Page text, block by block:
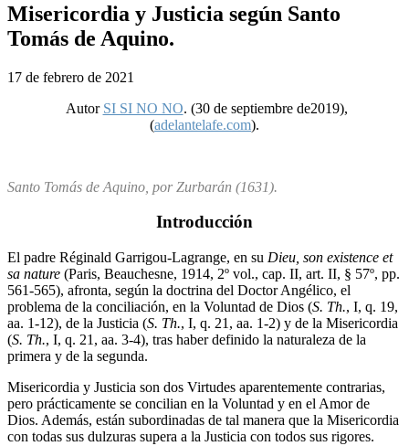
Misericordia y Justicia según Santo
Tomás de Aquino.
17 de febrero de 2021
Autor SI SI NO NO. (30 de septiembre de2019),
(adelantelafe.com).
Santo Tomás de Aquino, por Zurbarán (1631).
Introducción
El padre Réginald Garrigou-Lagrange, en su Dieu, son existence et
sa nature (Paris, Beauchesne, 1914, 2º vol., cap. II, art. II, § 57º, pp.
561-565), afronta, según la doctrina del Doctor Angélico, el
problema de la conciliación, en la Voluntad de Dios (S. Th., I, q. 19,
aa. 1-12), de la Justicia (S. Th., I, q. 21, aa. 1-2) y de la Misericordia
(S. Th., I, q. 21, aa. 3-4), tras haber definido la naturaleza de la
primera y de la segunda.
Misericordia y Justicia son dos Virtudes aparentemente contrarias,
pero prácticamente se concilian en la Voluntad y en el Amor de
Dios. Además, están subordinadas de tal manera que la Misericordia
con todas sus dulzuras supera a la Justicia con todos sus rigores.